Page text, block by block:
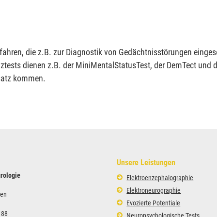
die z.B. zur Diagnostik von Gedächtnisstörungen
dienen z.B. der MiniMentalStatusTest, der DemTect
kommen.
Unsere Leistungen
Elektroenzephalographie
Elektroneurographie
Evozierte Potentiale